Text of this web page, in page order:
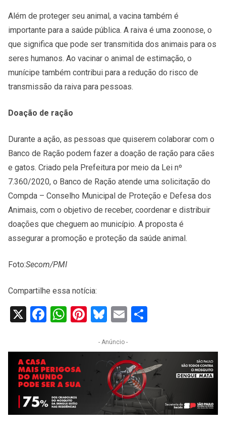
Além de proteger seu animal, a vacina também é
importante para a saúde pública. A raiva é uma zoonose, o
que significa que pode ser transmitida dos animais para os
seres humanos. Ao vacinar o animal de estimação, o
munícipe também contribui para a redução do risco de
transmissão da raiva para pessoas.
Doação de ração
Durante a ação, as pessoas que quiserem colaborar com o
Banco de Ração podem fazer a doação de ração para cães
e gatos. Criado pela Prefeitura por meio da Lei nº
7.360/2020, o Banco de Ração atende uma solicitação do
Compda – Conselho Municipal de Proteção e Defesa dos
Animais, com o objetivo de receber, coordenar e distribuir
doações que cheguem ao município. A proposta é
assegurar a promoção e proteção da saúde animal.
Foto:Secom/PMI
Compartilhe essa notícia:
X Facebook
WhatsApp
Pinterest
Bluesky
Email
- Anúncio -